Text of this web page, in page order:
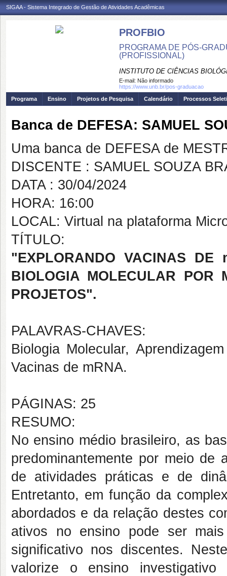
SIGAA - Sistema Integrado de Gestão de Atividades Acadêmicas
PROFBIO
PROGRAMA DE PÓS-
(PROFISSIONAL)
INSTITUTO DE CIÊNCIAS
E-mail: Não informado
https://www.unb.br/pos-graduacao
Programa
Ensino Projetos de Pesquisa Calendário Processos
Banca de DEFESA: SAMUEL
Uma banca de DEFESA de
DISCENTE : SAMUEL SOUZA
DATA : 30/04/2024
HORA: 16:00
LOCAL: Virtual na plataforma
TÍTULO:
"EXPLORANDO VACINAS DE
BIOLOGIA MOLECULAR POR
PROJETOS".
PALAVRAS-CHAVES:
Biologia Molecular,
Vacinas de mRNA.
PÁGINAS: 25
RESUMO:
No ensino médio brasileiro, as
predominantemente por meio de
de atividades práticas e de
Entretanto, em função da
abordados e da relação destes
ativos no ensino pode ser
significativo nos discentes.
valorize o ensino